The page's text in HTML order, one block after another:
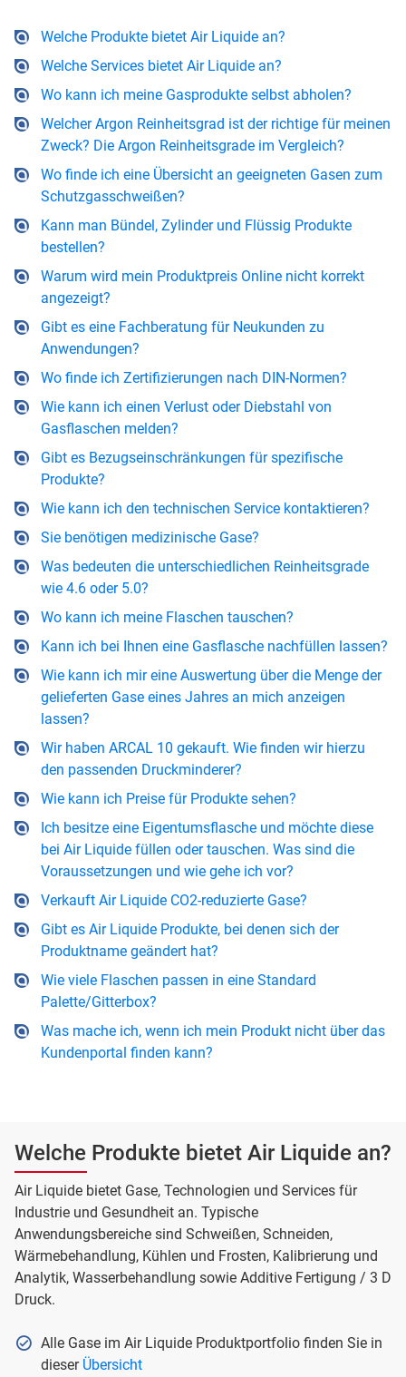
Welche Produkte bietet Air Liquide an?
Welche Services bietet Air Liquide an?
Wo kann ich meine Gasprodukte selbst abholen?
Welcher Argon Reinheitsgrad ist der richtige für meinen
Zweck? Die Argon Reinheitsgrade im Vergleich?
Wo finde ich eine Übersicht an geeigneten Gasen zum
Schutzgasschweißen?
Kann man Bündel, Zylinder und Flüssig Produkte
bestellen?
Warum wird mein Produktpreis Online nicht korrekt
angezeigt?
Gibt es eine Fachberatung für Neukunden zu
Anwendungen?
Wo finde ich Zertifizierungen nach DIN-Normen?
Wie kann ich einen Verlust oder Diebstahl von
Gasflaschen melden?
Gibt es Bezugseinschränkungen für spezifische
Produkte?
Wie kann ich den technischen Service kontaktieren?
Sie benötigen medizinische Gase?
Was bedeuten die unterschiedlichen Reinheitsgrade
wie 4.6 oder 5.0?
Wo kann ich meine Flaschen tauschen?
Kann ich bei Ihnen eine Gasflasche nachfüllen lassen?
Wie kann ich mir eine Auswertung über die Menge der
gelieferten Gase eines Jahres an mich anzeigen
lassen?
Wir haben ARCAL 10 gekauft. Wie finden wir hierzu
den passenden Druckminderer?
Wie kann ich Preise für Produkte sehen?
Ich besitze eine Eigentumsflasche und möchte diese
bei Air Liquide füllen oder tauschen. Was sind die
Voraussetzungen und wie gehe ich vor?
Verkauft Air Liquide CO2-reduzierte Gase?
Gibt es Air Liquide Produkte, bei denen sich der
Produktname geändert hat?
Wie viele Flaschen passen in eine Standard
Palette/Gitterbox?
Was mache ich, wenn ich mein Produkt nicht über das
Kundenportal finden kann?
Welche Produkte bietet Air Liquide an?
Air Liquide bietet Gase, Technologien und Services für
Industrie und Gesundheit an. Typische
Anwendungsbereiche sind Schweißen, Schneiden,
Wärmebehandlung, Kühlen und Frosten, Kalibrierung und
Analytik, Wasserbehandlung sowie Additive Fertigung / 3 D
Druck.
Alle Gase im Air Liquide Produktportfolio finden Sie in
dieser Übersicht